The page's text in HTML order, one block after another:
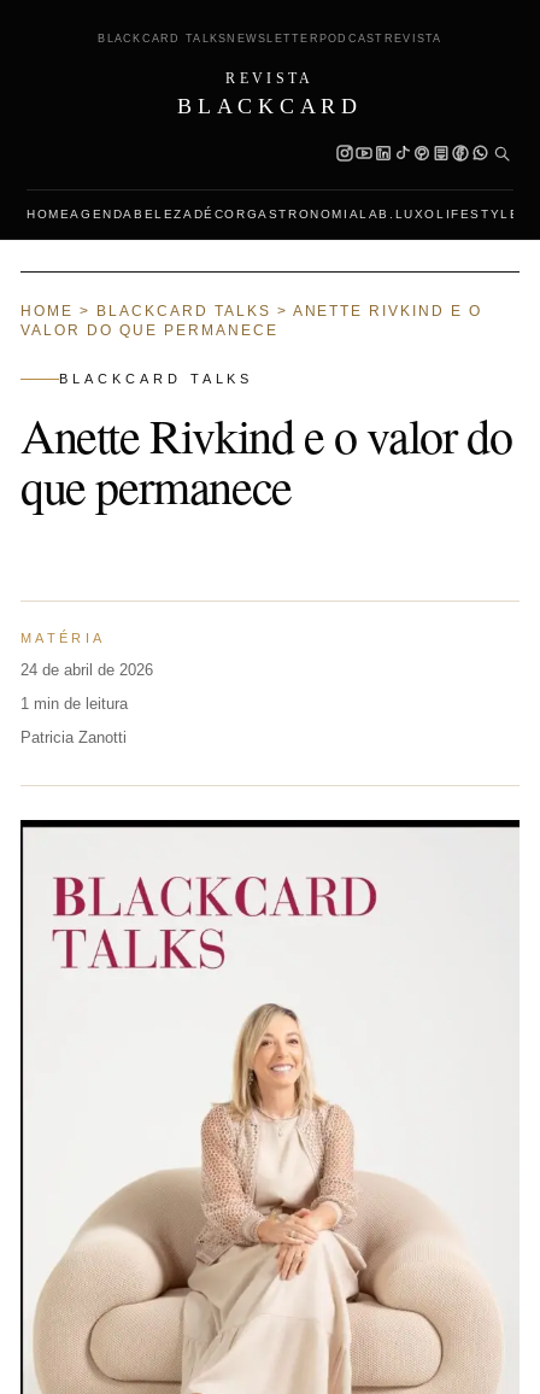
BLACKCARD TALKS NEWSLETTER PODCAST REVISTA
REVISTA
BLACKCARD
HOMEAGENDABELEZA DÉCORGASTRONOMIALAB.LUXOLIFESTYLE
HOME > BLACKCARD TALKS > ANETTE RIVKIND E O
VALOR DO QUE PERMANECE
BLACKCARD TALKS
Anette Rivkind e o valor do
que permanece
MATÉRIA
24 de abril de 2026
1 min de leitura
Patricia Zanotti